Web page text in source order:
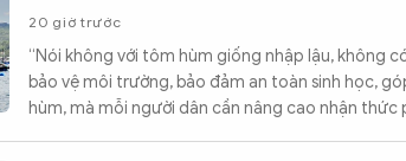
20 giờ trước
“Nói không với tôm hùm giống nhập lậu, không
bảo vệ môi trường, bảo đảm an toàn sinh học,
hùm, mà mỗi người dân cần nâng cao nhận thức